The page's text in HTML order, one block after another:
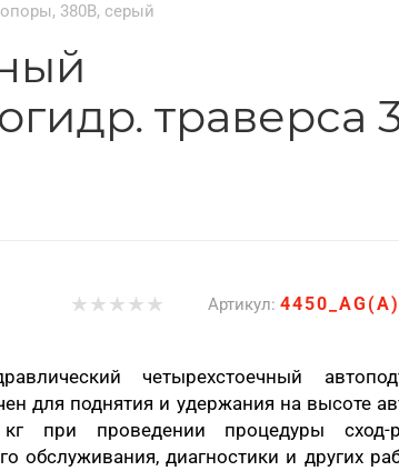
380В, серый
траверса
Артикул: 4450_AG(A)
четырехстоечный
для поднятия и удержания на высоте
при проведении процедуры сход-
обслуживания, диагностики и других